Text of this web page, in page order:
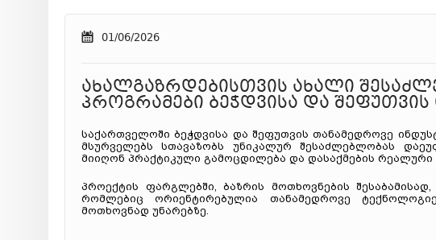
01/06/2026
ახალგაზრდებისთვის ახალი
პროგრამები ბეჭდვისა და შეფუთვის
საქართველოში ბეჭდვისა და შეფუთვის თანამედროვე
მსურველებს სთავაზობს უნიკალურ შესაძლებლობას
მიიღონ პრაქტიკული გამოცდილება და დასაქმების რეალური
პროექტის ფარგლებში, ბაზრის მოთხოვნების
რომლებიც ორიენტირებულია თანამედროვე
მოთხოვნად უნარებზე.